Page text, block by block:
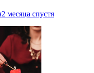
2 месяца спустя